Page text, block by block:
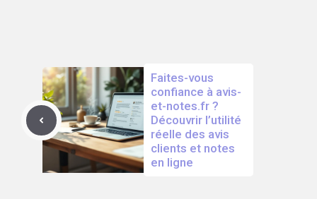
Faites-vous
confiance à avis-
et-notes.fr ?
Découvrir l’utilité
réelle des avis
clients et notes
en ligne